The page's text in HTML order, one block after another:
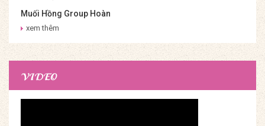
Muối Hồng Group Hoàn
Thiện Onsen & Jjim Jil
xem thêm
VIDEO